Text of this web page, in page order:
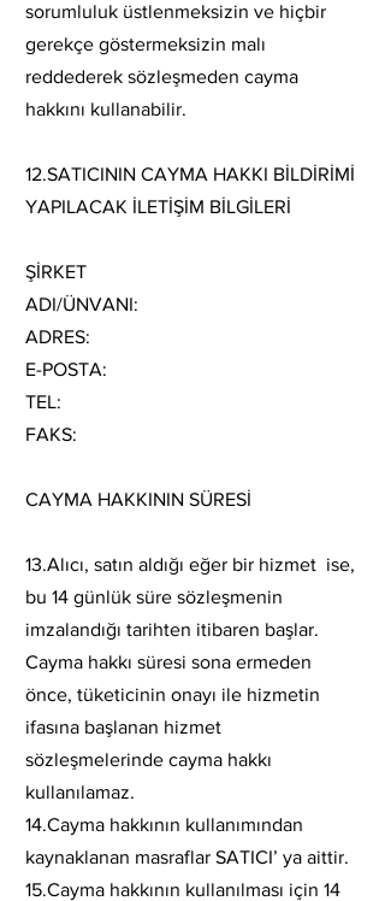
sorumluluk üstlenmeksizin ve hiçbir
gerekçe göstermeksizin malı
reddederek sözleşmeden cayma
hakkını kullanabilir.
12.SATICININ CAYMA HAKKI BİLDİRİMİ
YAPILACAK İLETİŞİM BİLGİLERİ
ŞİRKET
ADI/ÜNVANI:
ADRES:
E-POSTA:
TEL:
FAKS:
CAYMA HAKKININ SÜRESİ
13.Alıcı, satın aldığı eğer bir hizmet ise,
bu 14 günlük süre sözleşmenin
imzalandığı tarihten itibaren başlar.
Cayma hakkı süresi sona ermeden
önce, tüketicinin onayı ile hizmetin
ifasına başlanan hizmet
sözleşmelerinde cayma hakkı
kullanılamaz.
14.Cayma hakkının kullanımından
kaynaklanan masraflar SATICI’ ya aittir.
15.Cayma hakkının kullanılması için 14